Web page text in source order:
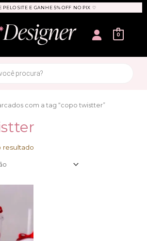
PELO SITE E GANHE 5% OFF NO PIX ♡
User
0
com a tag “copo twistter”
resultado